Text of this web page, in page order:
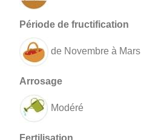
de Novembre à Mars
Modéré